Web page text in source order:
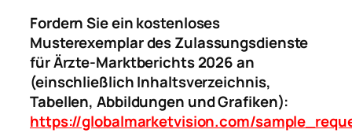
Fordern Sie ein kostenloses
Musterexemplar des Zulassungsdienste
für Ärzte-Marktberichts 2026 an
(einschließlich Inhaltsverzeichnis,
Tabellen, Abbildungen und Grafiken):
https://globalmarketvision.com/